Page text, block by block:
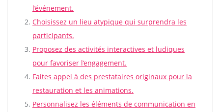
l’événement.
Choisissez un lieu atypique qui surprendra les
participants.
Proposez des activités interactives et ludiques
pour favoriser l’engagement.
Faites appel à des prestataires originaux pour la
restauration et les animations.
Personnalisez les éléments de communication en